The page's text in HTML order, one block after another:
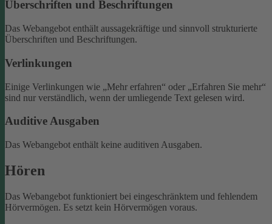
Überschriften und Beschriftungen
Das Webangebot enthält aussagekräftige und sinnvoll strukturierte
Überschriften und Beschriftungen.
Verlinkungen
Einige Verlinkungen wie „Mehr erfahren“ oder „Erfahren Sie mehr“
sind nur verständlich, wenn der umliegende Text gelesen wird.
Auditive Ausgaben
Das Webangebot enthält keine auditiven Ausgaben.
Hören
Das Webangebot funktioniert bei eingeschränktem und fehlendem
Hörvermögen. Es setzt kein Hörvermögen voraus.